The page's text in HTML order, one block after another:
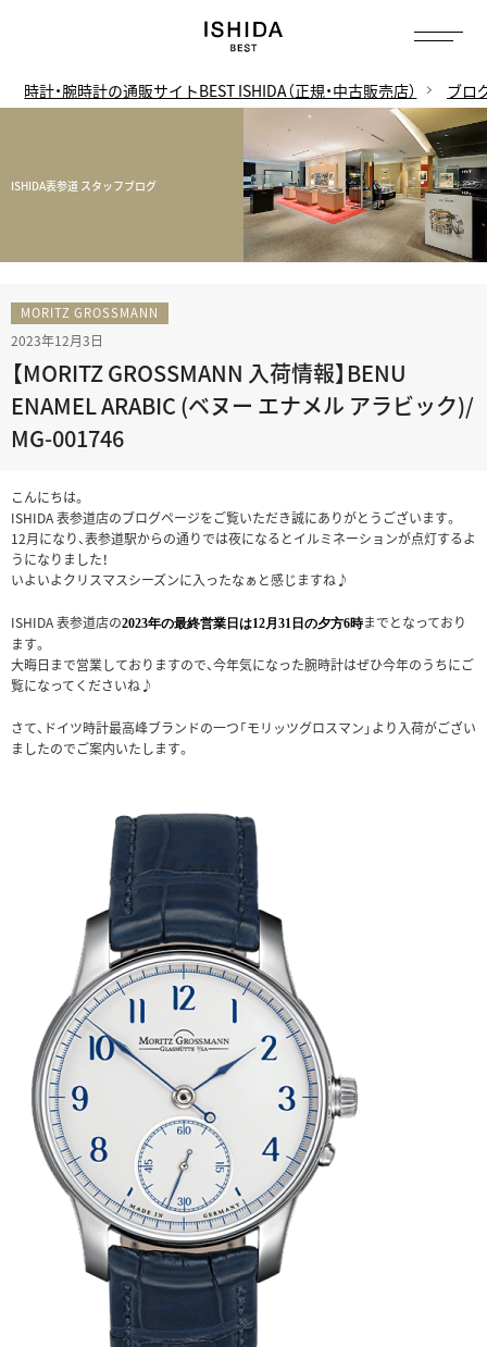
時計・腕時計の通販サイトBEST ISHIDA（正規・中古販売店） ブロ
ISHIDA表参道 スタッフブログ
MORITZ GROSSMANN
2023年12月3日
【MORITZ GROSSMANN 入荷情報】BENU
ENAMEL ARABIC (ベヌー エナメル アラビック)/
MG-001746
こんにちは。
ISHIDA 表参道店のブログページをご覧いただき誠にありがとうございます。
12月になり、表参道駅からの通りでは夜になるとイルミネーションが点灯するよ
うになりました！
いよいよクリスマスシーズンに入ったなぁと感じますね♪
ISHIDA 表参道店の2023年の最終営業日は12月31日の夕方6時までとなっており
ます。
大晦日まで営業しておりますので、今年気になった腕時計はぜひ今年のうちにご
覧になってくださいね♪
さて、ドイツ時計最高峰ブランドの一つ「モリッツグロスマン」より入荷がござい
ましたのでご案内いたします。